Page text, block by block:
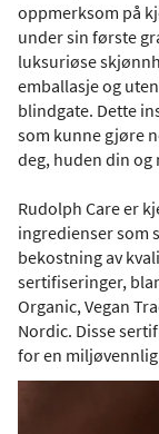
oppmerksom på
under sin første
luksuriøse
emballasje og
blindgate. Dette
som kunne gjøre
deg, huden din og
Rudolph Care er
ingredienser som
bekostning av
sertifiseringer,
Organic, Vegan
Nordic. Disse
for en